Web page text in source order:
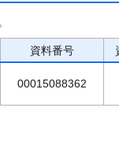
資料番号
00015088362